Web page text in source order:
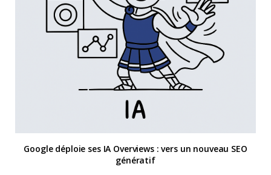
Google déploie ses IA Overviews : vers un nouveau SEO
génératif